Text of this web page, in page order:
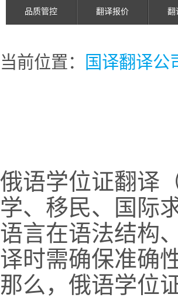
品质管控 翻译报价 翻
当前位置： 国译翻译公
俄语学位证翻译
学、移民、国际
语言在语法结构
译时需确保准确
那么，俄语学位